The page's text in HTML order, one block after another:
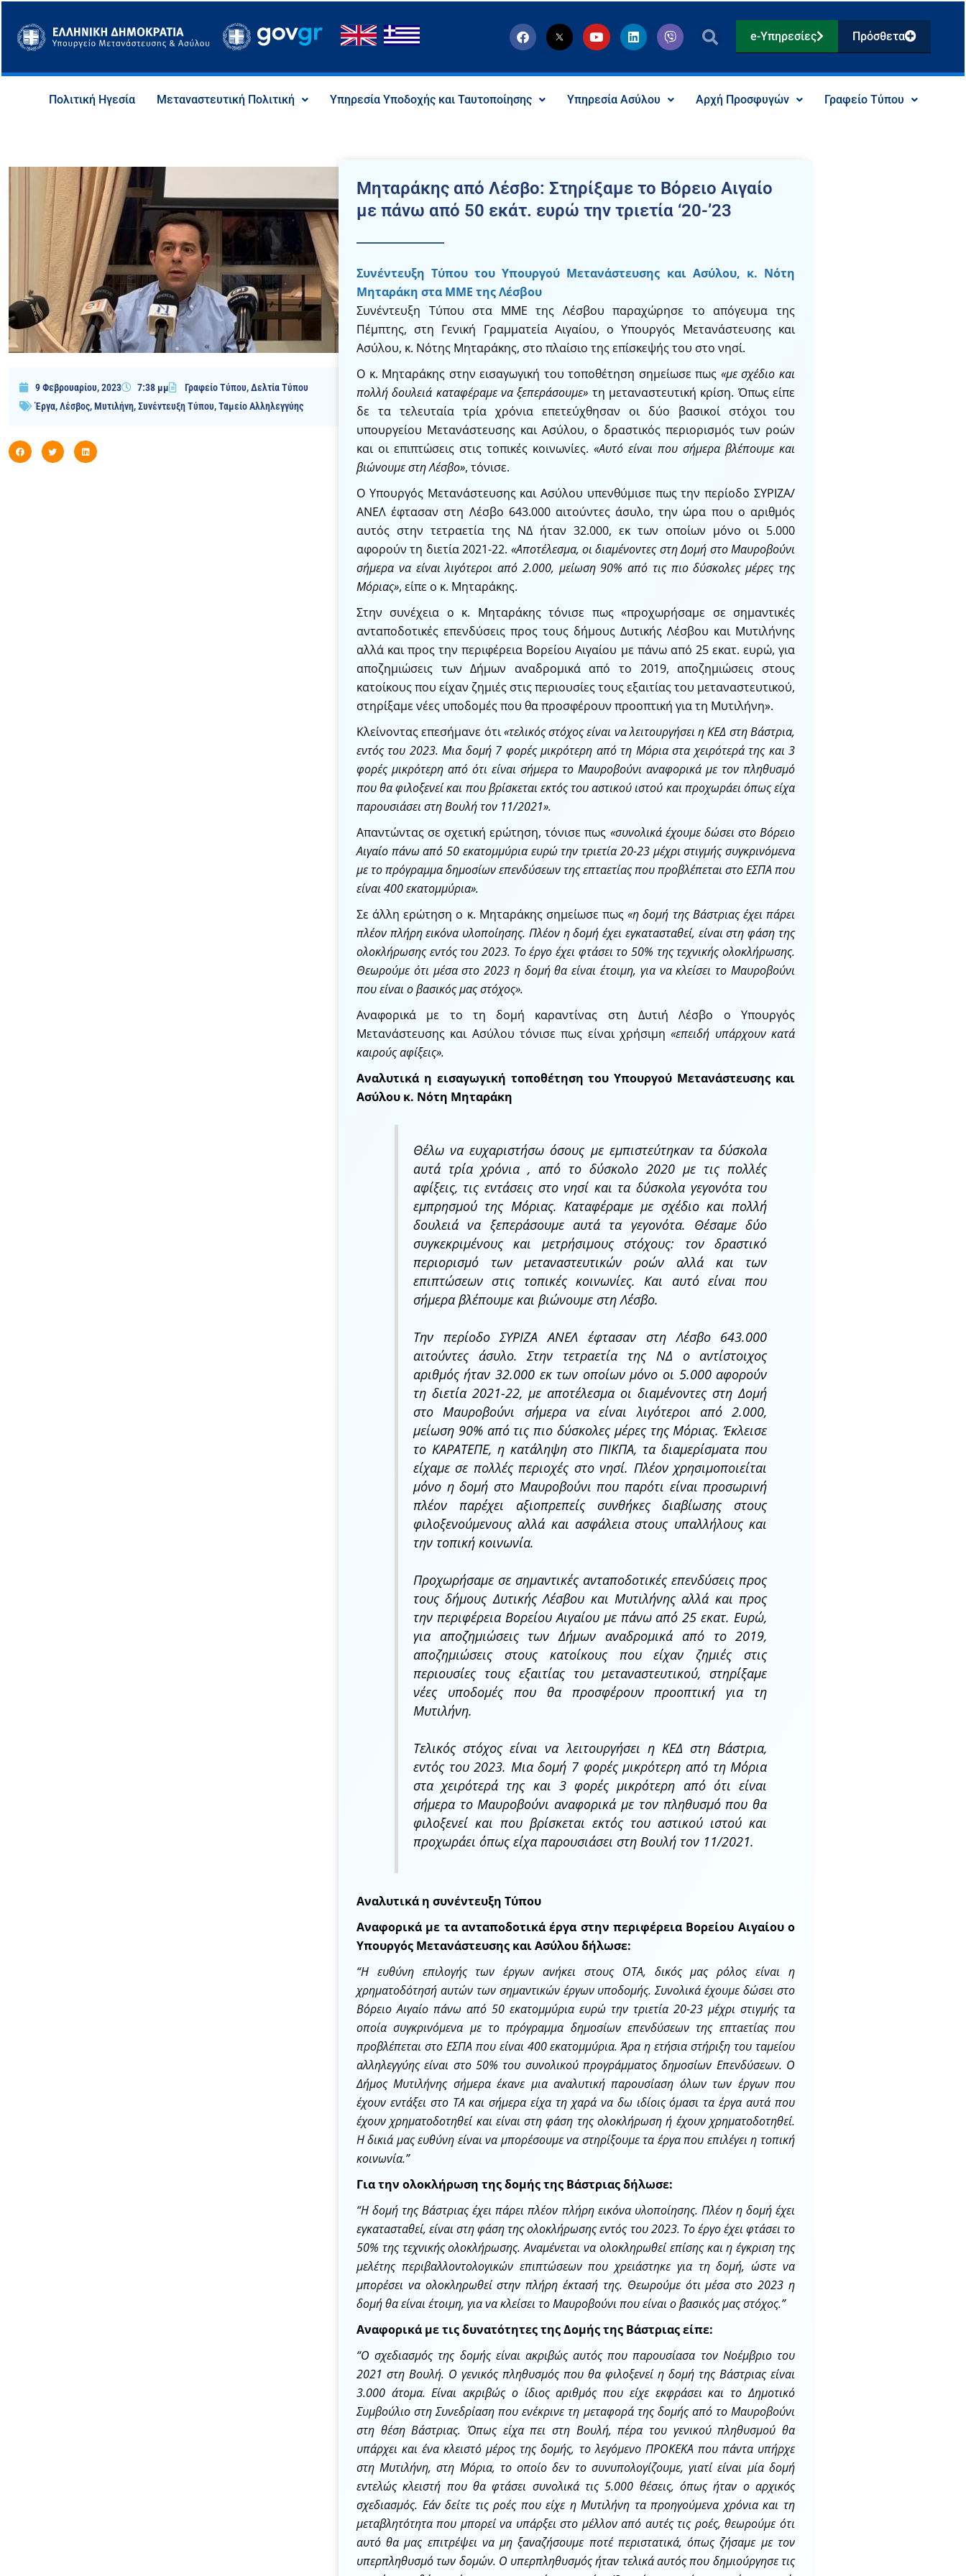
στο
περιεχόμενο
F
a
c
b
o
T
w
i
t
i
l
Y
o
u
u
e
L
i
n
e
d
i
V
i
b
r
e-Υπηρεσίες Πρόσθετα
Πολιτική Ηγεσία Μεταναστευτική Πολιτική Υπηρεσία Υποδοχής και Ταυτοποίησης Υπηρεσία Ασύλου Αρχή Προσφυγών Γραφείο Τύπου
9 Φεβρουαρίου, 2023 7:38 μμ Γραφείο Τύπου,Δελτία Τύπου
Έργα,Λέσβος,Μυτιλήνη,Συνέντευξη Τύπου,Ταμείο Αλληλεγγύης
Μηταράκης από Λέσβο: Στηρίξαμε το Βόρειο Αιγαίο
με πάνω από 50 εκάτ. ευρώ την τριετία ‘20-’23
Συνέντευξη Τύπου του Υπουργού Μετανάστευσης και Ασύλου, κ. Νότη
Μηταράκη στα ΜΜΕ της Λέσβου
Συνέντευξη Τύπου στα ΜΜΕ της Λέσβου παραχώρησε το απόγευμα της
Πέμπτης, στη Γενική Γραμματεία Αιγαίου, ο Υπουργός Μετανάστευσης και
Ασύλου, κ. Νότης Μηταράκης, στο πλαίσιο της επίσκεψής του στο νησί.
Ο κ. Μηταράκης στην εισαγωγική του τοποθέτηση σημείωσε πως «με σχέδιο και
πολλή δουλειά καταφέραμε να ξεπεράσουμε» τη μεταναστευτική κρίση. Όπως είπε
δε τα τελευταία τρία χρόνια επετεύχθησαν οι δύο βασικοί στόχοι του
υπουργείου Μετανάστευσης και Ασύλου, ο δραστικός περιορισμός των ροών
και οι επιπτώσεις στις τοπικές κοινωνίες. «Αυτό είναι που σήμερα βλέπουμε και
βιώνουμε στη Λέσβο», τόνισε.
Ο Υπουργός Μετανάστευσης και Ασύλου υπενθύμισε πως την περίοδο ΣΥΡΙΖΑ/
ΑΝΕΛ έφτασαν στη Λέσβο 643.000 αιτούντες άσυλο, την ώρα που ο αριθμός
αυτός στην τετραετία της ΝΔ ήταν 32.000, εκ των οποίων μόνο οι 5.000
αφορούν τη διετία 2021-22. «Αποτέλεσμα, οι διαμένοντες στη Δομή στο Μαυροβούνι
σήμερα να είναι λιγότεροι από 2.000, μείωση 90% από τις πιο δύσκολες μέρες της
Μόριας», είπε ο κ. Μηταράκης.
Στην συνέχεια ο κ. Μηταράκης τόνισε πως «προχωρήσαμε σε σημαντικές
ανταποδοτικές επενδύσεις προς τους δήμους Δυτικής Λέσβου και Μυτιλήνης
αλλά και προς την περιφέρεια Βορείου Αιγαίου με πάνω από 25 εκατ. ευρώ, για
αποζημιώσεις των Δήμων αναδρομικά από το 2019, αποζημιώσεις στους
κατοίκους που είχαν ζημιές στις περιουσίες τους εξαιτίας του μεταναστευτικού,
στηρίξαμε νέες υποδομές που θα προσφέρουν προοπτική για τη Μυτιλήνη».
Κλείνοντας επεσήμανε ότι«τελικός στόχος είναι να λειτουργήσει η ΚΕΔ στη Βάστρια,
εντός του 2023. Μια δομή 7 φορές μικρότερη από τη Μόρια στα χειρότερά της και 3
φορές μικρότερη από ότι είναι σήμερα το Μαυροβούνι αναφορικά με τον πληθυσμό
που θα φιλοξενεί και που βρίσκεται εκτός του αστικού ιστού και προχωράει όπως είχα
παρουσιάσει στη Βουλή τον 11/2021».
Απαντώντας σε σχετική ερώτηση, τόνισε πως «συνολικά έχουμε δώσει στο Βόρειο
Αιγαίο πάνω από 50 εκατομμύρια ευρώ την τριετία 20-23 μέχρι στιγμής συγκρινόμενα
με το πρόγραμμα δημοσίων επενδύσεων της επταετίας που προβλέπεται στο ΕΣΠΑ που
είναι 400 εκατομμύρια».
Σε άλλη ερώτηση ο κ. Μηταράκης σημείωσε πως«η δομή της Βάστριας έχει πάρει
πλέον πλήρη εικόνα υλοποίησης. Πλέον η δομή έχει εγκατασταθεί, είναι στη φάση της
ολοκλήρωσης εντός του 2023. Το έργο έχει φτάσει το 50% της τεχνικής ολοκλήρωσης.
Θεωρούμε ότι μέσα στο 2023 η δομή θα είναι έτοιμη, για να κλείσει το Μαυροβούνι
που είναι ο βασικός μας στόχος».
Αναφορικά με το τη δομή καραντίνας στη Δυτιή Λέσβο ο Υπουργός
Μετανάστευσης και Ασύλου τόνισε πως είναι χρήσιμη«επειδή υπάρχουν κατά
καιρούς αφίξεις».
Αναλυτικά η εισαγωγική τοποθέτηση του Υπουργού Μετανάστευσης και
Ασύλου κ. Νότη Μηταράκη
Θέλω να ευχαριστήσω όσους με εμπιστεύτηκαν τα δύσκολα
αυτά τρία χρόνια , από το δύσκολο 2020 με τις πολλές
αφίξεις, τις εντάσεις στο νησί και τα δύσκολα γεγονότα του
εμπρησμού της Μόριας. Καταφέραμε με σχέδιο και πολλή
δουλειά να ξεπεράσουμε αυτά τα γεγονότα. Θέσαμε δύο
συγκεκριμένους και μετρήσιμους στόχους: τον δραστικό
περιορισμό των μεταναστευτικών ροών αλλά και των
επιπτώσεων στις τοπικές κοινωνίες. Και αυτό είναι που
σήμερα βλέπουμε και βιώνουμε στη Λέσβο.
Την περίοδο ΣΥΡΙΖΑ ΑΝΕΛ έφτασαν στη Λέσβο 643.000
αιτούντες άσυλο. Στην τετραετία της ΝΔ ο αντίστοιχος
αριθμός ήταν 32.000 εκ των οποίων μόνο οι 5.000 αφορούν
τη διετία 2021-22, με αποτέλεσμα οι διαμένοντες στη Δομή
στο Μαυροβούνι σήμερα να είναι λιγότεροι από 2.000,
μείωση 90% από τις πιο δύσκολες μέρες της Μόριας. Έκλεισε
το ΚΑΡΑΤΕΠΕ, η κατάληψη στο ΠΙΚΠΑ, τα διαμερίσματα που
είχαμε σε πολλές περιοχές στο νησί. Πλέον χρησιμοποιείται
μόνο η δομή στο Μαυροβούνι που παρότι είναι προσωρινή
πλέον παρέχει αξιοπρεπείς συνθήκες διαβίωσης στους
φιλοξενούμενους αλλά και ασφάλεια στους υπαλλήλους και
την τοπική κοινωνία.
Προχωρήσαμε σε σημαντικές ανταποδοτικές επενδύσεις προς
τους δήμους Δυτικής Λέσβου και Μυτιλήνης αλλά και προς
την περιφέρεια Βορείου Αιγαίου με πάνω από 25 εκατ. Ευρώ,
για αποζημιώσεις των Δήμων αναδρομικά από το 2019,
αποζημιώσεις στους κατοίκους που είχαν ζημιές στις
περιουσίες τους εξαιτίας του μεταναστευτικού, στηρίξαμε
νέες υποδομές που θα προσφέρουν προοπτική για τη
Μυτιλήνη.
Τελικός στόχος είναι να λειτουργήσει η ΚΕΔ στη Βάστρια,
εντός του 2023. Μια δομή 7 φορές μικρότερη από τη Μόρια
στα χειρότερά της και 3 φορές μικρότερη από ότι είναι
σήμερα το Μαυροβούνι αναφορικά με τον πληθυσμό που θα
φιλοξενεί και που βρίσκεται εκτός του αστικού ιστού και
προχωράει όπως είχα παρουσιάσει στη Βουλή τον 11/2021.
Αναλυτικά η συνέντευξη Τύπου
Αναφορικά με τα ανταποδοτικά έργα στην περιφέρεια Βορείου Αιγαίου ο
Υπουργός Μετανάστευσης και Ασύλου δήλωσε:
“Η ευθύνη επιλογής των έργων ανήκει στους ΟΤΑ, δικός μας ρόλος είναι η
χρηματοδότησή αυτών των σημαντικών έργων υποδομής. Συνολικά έχουμε δώσει στο
Βόρειο Αιγαίο πάνω από 50 εκατομμύρια ευρώ την τριετία 20-23 μέχρι στιγμής τα
οποία συγκρινόμενα με το πρόγραμμα δημοσίων επενδύσεων της επταετίας που
προβλέπεται στο ΕΣΠΑ που είναι 400 εκατομμύρια. Άρα η ετήσια στήριξη του ταμείου
αλληλεγγύης είναι στο 50% του συνολικού προγράμματος δημοσίων Επενδύσεων. Ο
Δήμος Μυτιλήνης σήμερα έκανε μια αναλυτική παρουσίαση όλων των έργων που
έχουν εντάξει στο ΤΑ και σήμερα είχα τη χαρά να δω ιδίοις όμασι τα έργα αυτά που
έχουν χρηματοδοτηθεί και είναι στη φάση της ολοκλήρωση ή έχουν χρηματοδοτηθεί.
Η δικιά μας ευθύνη είναι να μπορέσουμε να στηρίξουμε τα έργα που επιλέγει η τοπική
κοινωνία.”
Για την ολοκλήρωση της δομής της Βάστριας δήλωσε:
“Η δομή της Βάστριας έχει πάρει πλέον πλήρη εικόνα υλοποίησης. Πλέον η δομή έχει
εγκατασταθεί, είναι στη φάση της ολοκλήρωσης εντός του 2023. Το έργο έχει φτάσει το
50% της τεχνικής ολοκλήρωσης. Αναμένεται να ολοκληρωθεί επίσης και η έγκριση της
μελέτης περιβαλλοντολογικών επιπτώσεων που χρειάστηκε για τη δομή, ώστε να
μπορέσει να ολοκληρωθεί στην πλήρη έκτασή της. Θεωρούμε ότι μέσα στο 2023 η
δομή θα είναι έτοιμη, για να κλείσει το Μαυροβούνι που είναι ο βασικός μας στόχος.”
Αναφορικά με τις δυνατότητες της Δομής της Βάστριας είπε:
“Ο σχεδιασμός της δομής είναι ακριβώς αυτός που παρουσίασα τον Νοέμβριο του
2021 στη Βουλή. Ο γενικός πληθυσμός που θα φιλοξενεί η δομή της Βάστριας είναι
3.000 άτομα. Είναι ακριβώς ο ίδιος αριθμός που είχε εκφράσει και το Δημοτικό
Συμβούλιο στη Συνεδρίαση που ενέκρινε τη μεταφορά της δομής από το Μαυροβούνι
στη θέση Βάστριας. Όπως είχα πει στη Βουλή, πέρα του γενικού πληθυσμού θα
υπάρχει και ένα κλειστό μέρος της δομής, το λεγόμενο ΠΡΟΚΕΚΑ που πάντα υπήρχε
στη Μυτιλήνη, στη Μόρια, το οποίο δεν το συνυπολογίζουμε, γιατί είναι μία δομή
εντελώς κλειστή που θα φτάσει συνολικά τις 5.000 θέσεις, όπως ήταν ο αρχικός
σχεδιασμός. Εάν δείτε τις ροές που είχε η Μυτιλήνη τα προηγούμενα χρόνια και τη
μεταβλητότητα που μπορεί να υπάρξει στο μέλλον από αυτές τις ροές, θεωρούμε ότι
αυτό θα μας επιτρέψει να μη ξαναζήσουμε ποτέ περιστατικά, όπως ζήσαμε με τον
υπερπληθυσμό των δομών. Ο υπερπληθυσμός ήταν τελικά αυτός που δημιούργησε τις